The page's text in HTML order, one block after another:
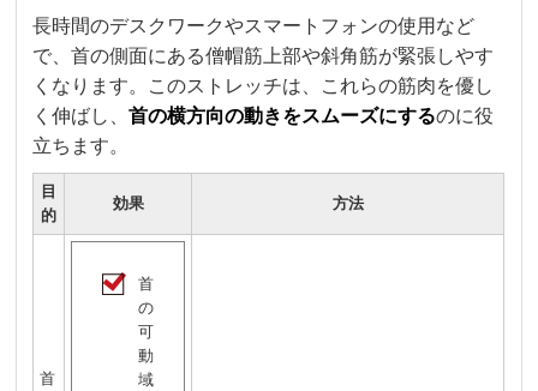
長時間のデスクワークやスマートフォンの使用など
で、首の側面にある僧帽筋上部や斜角筋が緊張しやす
くなります。このストレッチは、これらの筋肉を優し
く伸ばし、首の横方向の動きをスムーズにするのに役
立ちます。
目
的
効果 方法
首
首
の
可
動
域